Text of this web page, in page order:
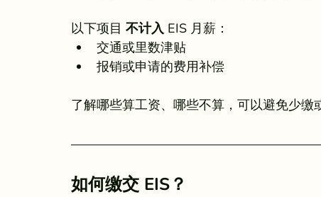
以下项目 不计入 EIS 月薪：
交通或里数津贴
报销或申请的费用补偿
了解哪些算工资、哪些不算，可以避免少缴
如何缴交 EIS？